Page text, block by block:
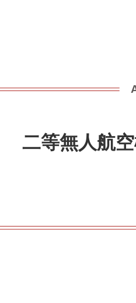
二等無人航